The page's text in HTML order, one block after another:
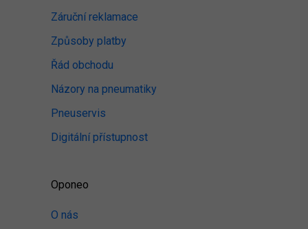
Záruční reklamace
Způsoby platby
Řád obchodu
Názory na pneumatiky
Pneuservis
Digitální přístupnost
Oponeo
O nás